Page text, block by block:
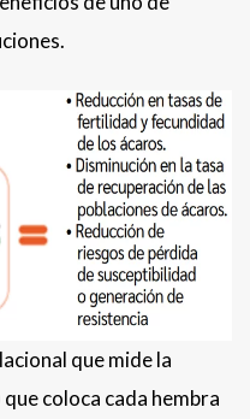
que mide la
coloca cada hembra